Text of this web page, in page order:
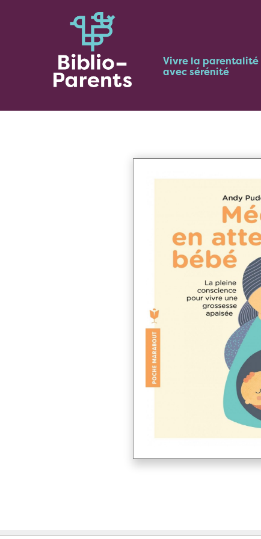
Vivre la parentalité
avec sérénité